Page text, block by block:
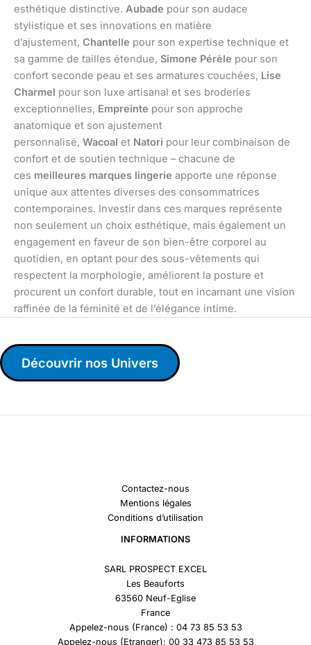
esthétique distinctive. Aubade pour son audace
stylistique et ses innovations en matière
d’ajustement, Chantelle pour son expertise technique et
sa gamme de tailles étendue, Simone Pérèle pour son
confort seconde peau et ses armatures couchées, Lise
Charmel pour son luxe artisanal et ses broderies
exceptionnelles, Empreinte pour son approche
anatomique et son ajustement
personnalisé, Wacoal et Natori pour leur combinaison de
confort et de soutien technique – chacune de
ces meilleures marques lingerie apporte une réponse
unique aux attentes diverses des consommatrices
contemporaines. Investir dans ces marques représente
non seulement un choix esthétique, mais également un
engagement en faveur de son bien-être corporel au
quotidien, en optant pour des sous-vêtements qui
respectent la morphologie, améliorent la posture et
procurent un confort durable, tout en incarnant une vision
raffinée de la féminité et de l’élégance intime.
Découvrir nos Univers
Contactez-nous
Mentions légales
Conditions d’utilisation
INFORMATIONS
SARL PROSPECT EXCEL
Les Beauforts
63560 Neuf-Eglise
France
Appelez-nous (France) : 04 73 85 53 53
Appelez-nous (Etranger): 00 33 473 85 53 53